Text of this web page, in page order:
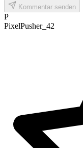
Kommentar senden
P
PixelPusher_42